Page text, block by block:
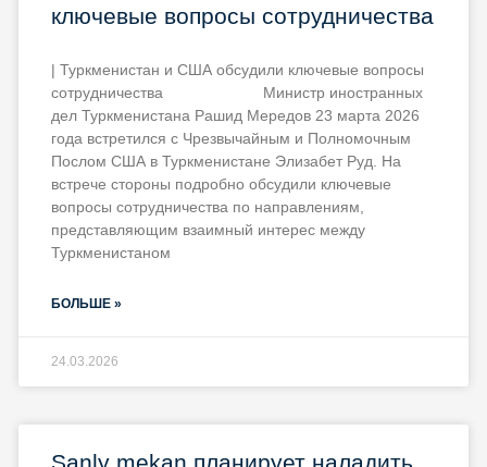
ключевые вопросы сотрудничества
| Туркменистан и США обсудили ключевые вопросы
сотрудничества Министр иностранных
дел Туркменистана Рашид Мередов 23 марта 2026
года встретился с Чрезвычайным и Полномочным
Послом США в Туркменистане Элизабет Руд. На
встрече стороны подробно обсудили ключевые
вопросы сотрудничества по направлениям,
представляющим взаимный интерес между
Туркменистаном
БОЛЬШЕ »
24.03.2026
Şanly mekan планирует наладить